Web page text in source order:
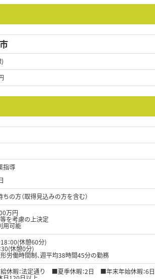
指導
の方（取得見込みの方を含む）
万円
を考慮の上決定
用可能
：00(休憩60分)
30(休憩0分)
労働時間制、週平均38時間45分の勤務
休暇：法定通り ■夏季休暇：2日 ■年末年始休暇：